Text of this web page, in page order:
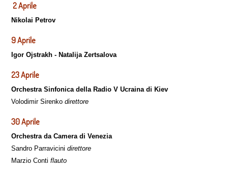
2 Aprile
Nikolai Petrov
9 Aprile
Igor Ojstrakh - Natalija Zertsalova
23 Aprile
Orchestra Sinfonica della Radio V Ucraina di Kiev
Volodimir Sirenkodirettore
30 Aprile
Orchestra da Camera di Venezia
Sandro Parravicinidirettore
Marzio Contiflauto